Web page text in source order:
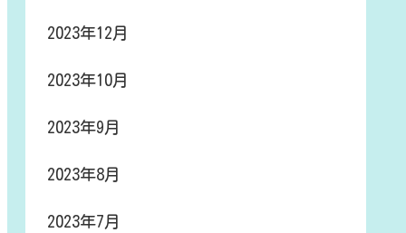
2023年12月
2023年10月
2023年9月
2023年8月
2023年7月